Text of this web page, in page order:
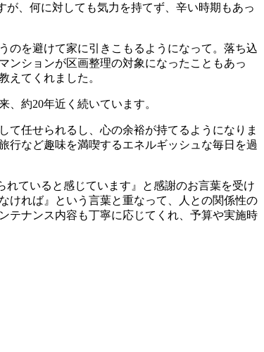
、何に対しても気力を持てず、辛い時期もあっ
を避けて家に引きこもるようになって。落ち込
ンションが区画整理の対象になったこともあっ
えてくれました。
約20年近く続いています。
て任せられるし、心の余裕が持てるようになりま
行など趣味を満喫するエネルギッシュな毎日を過
ていると感じています』と感謝のお言葉を受け
ければ』という言葉と重なって、人との関係性の
テナンス内容も丁寧に応じてくれ、予算や実施時